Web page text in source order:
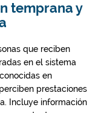
temprana y
que reciben
en el sistema
en
prestaciones
Incluye información